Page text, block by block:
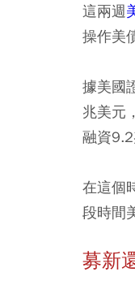
這兩週
操作美
據美國
兆美元
融資
在這個
段時間
募新